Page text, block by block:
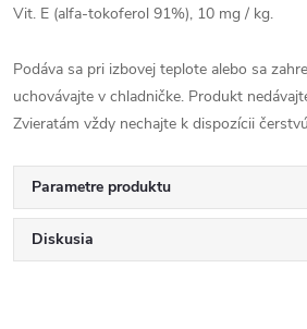
Vit. E (alfa-tokoferol 91%), 10 mg / kg.
Podáva sa pri izbovej teplote alebo sa
uchovávajte v chladničke. Produkt
Zvieratám vždy nechajte k dispozícii
Parametre produktu
Diskusia